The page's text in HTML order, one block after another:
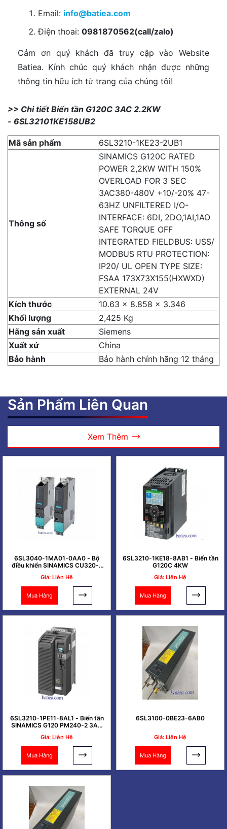
Email: info@batiea.com
Điện thoai: 0981870562(call/zalo)
Cảm ơn quý khách đã truy cập vào Website
Batiea. Kính chúc quý khách nhận được những
thông tin hữu ích từ trang của chúng tôi!
>> Chi tiết Biến tần G120C 3AC 2.2KW
- 6SL32101KE158UB2
Mã sản phẩm 6SL3210-1KE23-2UB1
Thông số
SINAMICS G120C RATED
POWER 2,2KW WITH 150%
OVERLOAD FOR 3 SEC
3AC380-480V +10/-20% 47-
63HZ UNFILTERED I/O-
INTERFACE: 6DI, 2DO,1AI,1AO
SAFE TORQUE OFF
INTEGRATED FIELDBUS: USS/
MODBUS RTU PROTECTION:
IP20/ UL OPEN TYPE SIZE:
FSAA 173X73X155(HXWXD)
EXTERNAL 24V
Kích thước
10.63 x 8.858 x 3.346
Khối lượng
2,425 Kg
Hãng sản xuất
Siemens
Xuất xứ
China
Bảo hành
Bảo hành chính hãng 12 tháng
Sản Phẩm Liên Quan
Xem Thêm
6SL3040-1MA01-0AA0 - Bộ
điều khiển SINAMICS CU320-2
Giá: Liên Hệ
Mua Hàng
6SL3210-1KE18-8AB1 - Biến tần
G120C 4KW
Giá: Liên Hệ
Mua Hàng
6SL3210-1PE11-8AL1 - Biến tần
SINAMICS G120 PM240-2 3AC
Giá: Liên Hệ
Mua Hàng
6SL3100-0BE23-6AB0
Giá: Liên Hệ
Mua Hàng